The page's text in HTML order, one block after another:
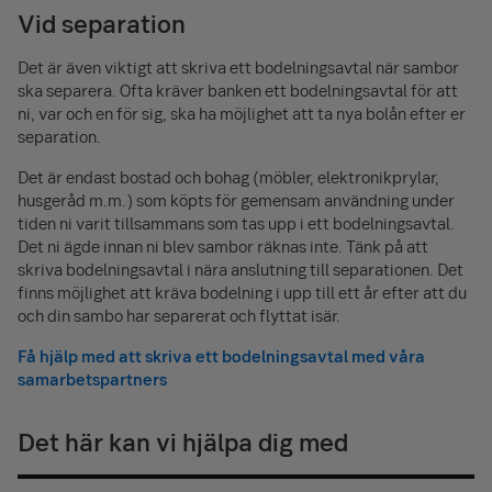
Vid separation
Det är även viktigt att skriva ett bodelningsavtal när sambor
ska separera. Ofta kräver banken ett bodelningsavtal för att
ni, var och en för sig, ska ha möjlighet att ta nya bolån efter er
separation.
Det är endast bostad och bohag (möbler, elektronikprylar,
husgeråd m.m.) som köpts för gemensam användning under
tiden ni varit tillsammans som tas upp i ett bodelningsavtal.
Det ni ägde innan ni blev sambor räknas inte. Tänk på att
skriva bodelningsavtal i nära anslutning till separationen. Det
finns möjlighet att kräva bodelning i upp till ett år efter att du
och din sambo har separerat och flyttat isär.
Få hjälp med att skriva ett bodelningsavtal med våra
samarbetspartners
Det här kan vi hjälpa dig med